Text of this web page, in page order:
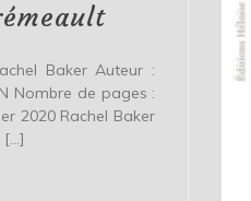
Brémeault
Baker Auteur :
Nombre de pages :
2020 Rachel Baker
[…]